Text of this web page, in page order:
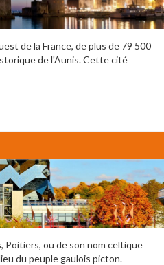
de la France, de plus de 79 500
de l'Aunis. Cette cité
Poitiers, ou de son nom celtique
du peuple gaulois picton.